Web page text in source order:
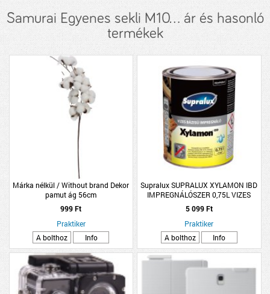
Samurai Egyenes sekli M10... ár és hasonló
termékek
Márka nélkül / Without brand Dekor
pamut ág 56cm
999 Ft
Praktiker
A bolthoz
Info
Supralux SUPRALUX XYLAMON IBD
IMPREGNÁLÓSZER 0,75L VIZES
BÁZISÚ
5 099 Ft
Praktiker
A bolthoz
Info